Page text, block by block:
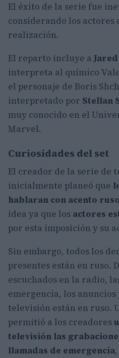
El éxito de la serie fue
considerando los
realización.
El reparto incluye a
interpreta al químico
el personaje de Boris
interpretado por Stellan
muy conocido en el
Marvel.
Curiosidades del set
El creador de la serie de
inicialmente planeó que
hablaran con acento ruso
idea ya que los actores
por esta imposición y su
Sin embargo, todos los
presentes están en ruso.
escuchados en la radio,
emergencia, los
televisión están en ruso.
permitió a los creadores
televisión las
llamadas de emergencia